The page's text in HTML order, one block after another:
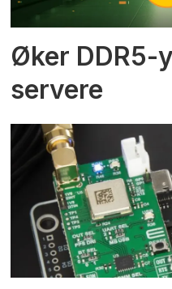
Øker DDR5-
servere